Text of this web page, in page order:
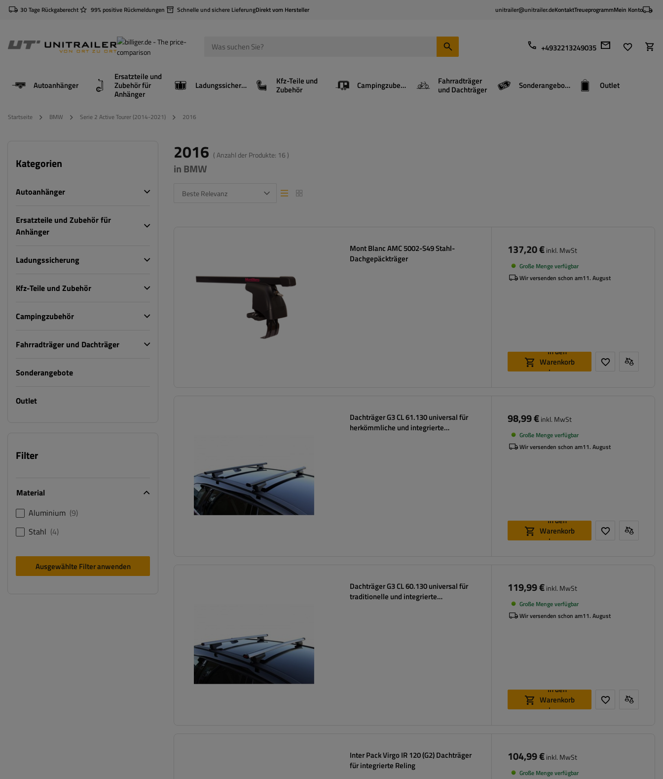
30 Tage Rückgaberecht 99% positive Rückmeldungen Schnelle und sichere LieferungDirekt vom Hersteller unitrailer@unitrailer.deKontaktTreueprogrammMein Konto
+4932213249035
Autoanhänger
Ersatzteile und
Zubehör für
Anhänger
Ladungssicherung Kfz-Teile und
Zubehör Campingzubehör Fahrradträger
und Dachträger Sonderangebote Outlet
Startseite BMW Serie 2 Active Tourer (2014-2021) 2016
Kategorien
Autoanhänger
Ersatzteile und Zubehör für
Anhänger
Ladungssicherung
Kfz-Teile und Zubehör
Campingzubehör
Fahrradträger und Dachträger
Sonderangebote
Outlet
Filter
Material
Aluminium 9
Stahl 4
Ausgewählte Filter anwenden
2016 ( Anzahl der Produkte: 16 )
in BMW
Beste Relevanz Listenansicht
Listenansicht
Mont Blanc AMC 5002-S49 Stahl-
Dachgepäckträger
137,20 €inkl. MwSt
Große Menge verfügbar
Wir versenden schon am11. August
In den
Warenkorb
legen
Dachträger G3 CL 61.130 universal für
herkömmliche und integrierte
98,99 €inkl. MwSt
Große Menge verfügbar
Wir versenden schon am11. August
In den
Warenkorb
legen
Dachträger G3 CL 60.130 universal für
traditionelle und integrierte
119,99 €inkl. MwSt
Große Menge verfügbar
Wir versenden schon am11. August
In den
Warenkorb
legen
Inter Pack Virgo IR 120 (G2) Dachträger
für integrierte Reling
104,99 €inkl. MwSt
Große Menge verfügbar